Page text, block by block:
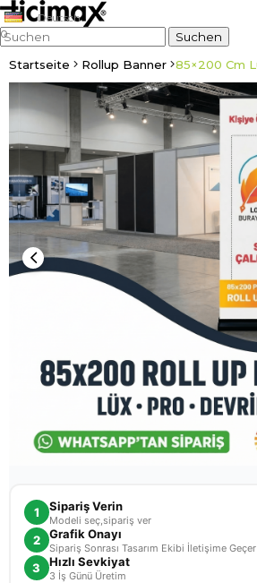
Deutsch
0
Startseite Rollup Banner
1 Sipariş Verin
Modeli seç,sipariş ver
2 Grafik Onayı
Sipariş Sonrası Tasarım Ekibi İletişime Geçer
3 Hızlı Sevkiyat
3 İş Günü Üretim